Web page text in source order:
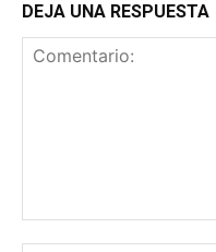
DEJA UNA RESPUESTA